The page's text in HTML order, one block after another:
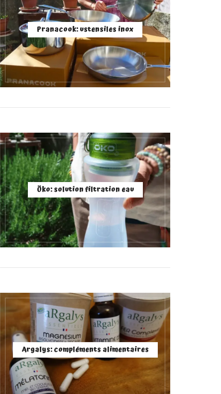
Pranacook: ustensiles inox
Öko: solution filtration eau
Argalys: compléments alimentaires